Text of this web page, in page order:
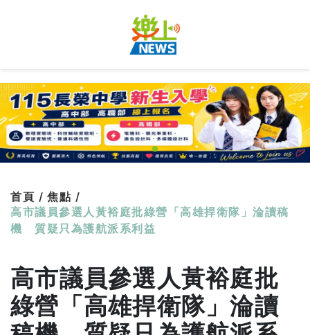
首頁 / 焦點 /
高市議員參選人黃裕庭批綠營「高雄捍衛隊」淪讀稿
機 質疑只為護航派系利益
高市議員參選人黃裕庭批
綠營「高雄捍衛隊」淪讀